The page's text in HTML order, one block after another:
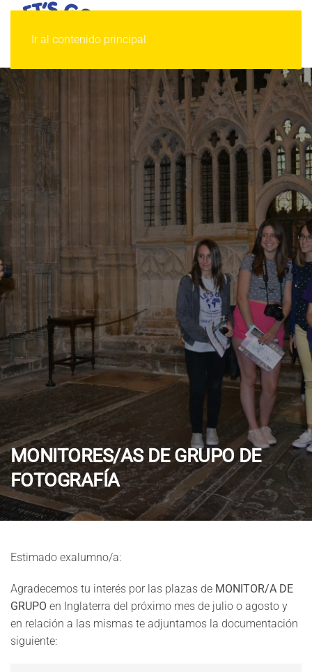
Ir al contenido principal
MONITORES/AS DE GRUPO DE
FOTOGRAFÍA
Estimado exalumno/a:
Agradecemos tu interés por las plazas de MONITOR/A DE
GRUPO en Inglaterra del próximo mes de julio o agosto y
en relación a las mismas te adjuntamos la documentación
siguiente: